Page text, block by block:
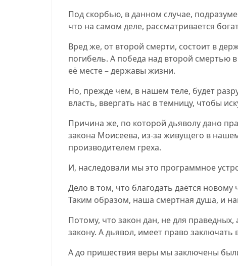
Под скорбью, в данном случае,
что на самом деле, рассматривается
Вред же, от второй смерти, состоит в
погибель. А победа над второй смертью
её месте – державы жизни.
Но, прежде чем, в нашем теле, будет
власть, ввергать нас в темницу, чтобы
Причина же, по которой дьяволу дано
закона Моисеева, из-за живущего в
производителем греха.
И, наследовали мы это программное
Дело в том, что благодать даётся
Таким образом, наша смертная душа, и
Потому, что закон дан, не для
закону. А дьявол, имеет право заключать
А до пришествия веры мы заключены